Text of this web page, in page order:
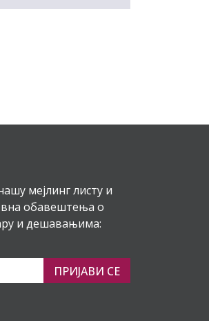
мејлинг листу и
обавештења о
и дешавањима:
ПРИЈАВИ СЕ